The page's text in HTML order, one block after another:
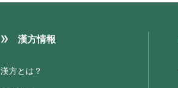
漢方情報
漢方とは？